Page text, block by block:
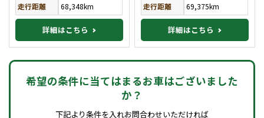
走行距離
68,348km
詳細はこちら
走行距離
69,375km
詳細はこちら
希望の条件に当てはまるお車はございました
か？
下記より条件を入れお問合わせいただければ